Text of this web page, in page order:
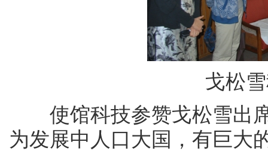
戈松
使馆科技参赞戈松雪出席
为发展中人口大国，有巨大